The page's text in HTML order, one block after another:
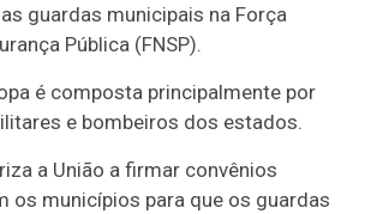
guardas municipais na Força
Pública (FNSP).
é composta principalmente por
e bombeiros dos estados.
a União a firmar convênios
os municípios para que os guardas